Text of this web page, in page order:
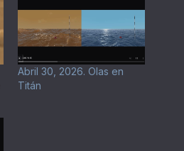
Abril 30, 2026. Olas en
Titán